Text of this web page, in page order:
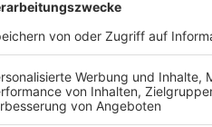
Kino Klassik Kunst & Museen